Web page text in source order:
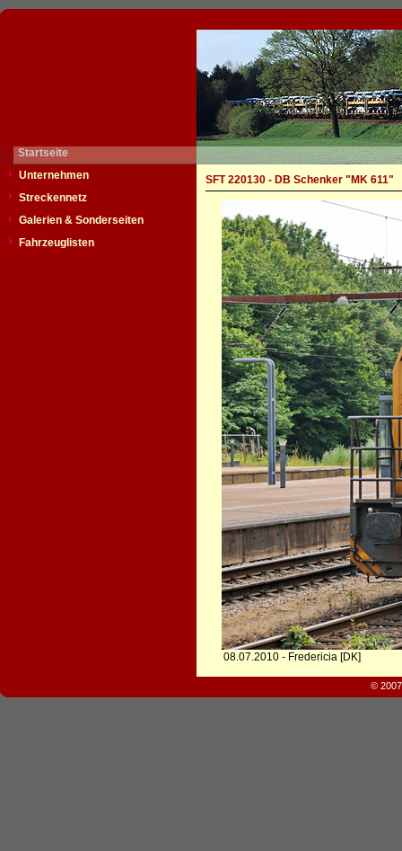
Startseite
Unternehmen
Streckennetz
Galerien & Sonderseiten
Fahrzeuglisten
SFT 220130 - DB Schenker "MK 611"
08.07.2010 - Fredericia [DK]
©